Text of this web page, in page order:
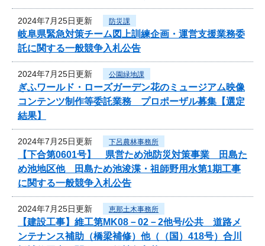
2024年7月25日更新 防災課
岐阜県緊急対策チーム図上訓練企画・運営支援業務委
託に関する一般競争入札公告
2024年7月25日更新 公園緑地課
ぎふワールド・ローズガーデン花のミュージアム映像
コンテンツ制作等委託業務 プロポーザル募集【選定
結果】
2024年7月25日更新 下呂農林事務所
【下合第0601号】 県営ため池防災対策事業 田島た
め池地区他 田島ため池浚渫・祖師野用水第1期工事
に関する一般競争入札公告
2024年7月25日更新 恵那土木事務所
【建設工事】維工第MK08－02－2他号/公共 道路メ
ンテナンス補助（橋梁補修）他（（国）418号）合川